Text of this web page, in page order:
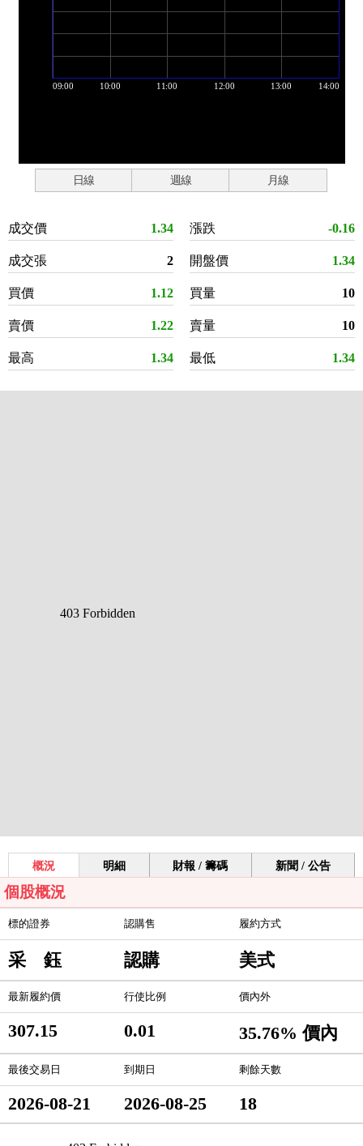
日線 週線 月線
成交價 1.34
成交張 2
買價 1.12
賣價 1.22
最高 1.34
漲跌 -0.16
開盤價 1.34
買量 10
賣量 10
最低 1.34
概況 明細 財報 / 籌碼 新聞 / 公告
個股概況
標的證券 認購售 履約方式
采 鈺 認購 美式
最新履約價 行使比例 價內外
307.15 0.01 35.76% 價內
最後交易日 到期日 剩餘天數
2026-08-21 2026-08-25 18